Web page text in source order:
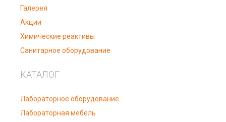
Галерея
Акции
Химические реактивы
Санитарное оборудование
КАТАЛОГ
Лабораторное оборудование
Лабораторная мебель